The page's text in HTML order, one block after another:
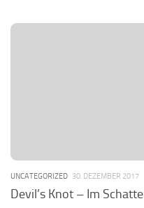
UNCATEGORIZED 30. DEZEMBER 2017
Devil’s Knot – Im